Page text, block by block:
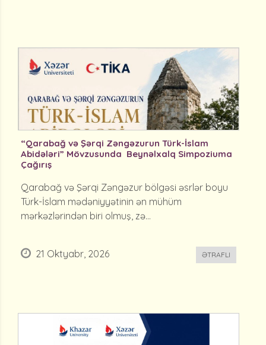
“Qarabağ və Şərqi Zəngəzurun Türk-İslam
Abidələri” Mövzusunda Beynəlxalq Simpoziuma
Çağırış
Qarabağ və Şərqi Zəngəzur bölgəsi əsrlər boyu
Türk-İslam mədəniyyətinin ən mühüm
mərkəzlərindən biri olmuş, zə...
21 Oktyabr, 2026 ƏTRAFLI